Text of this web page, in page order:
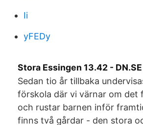
Ii
yFEDy
Stora Essingen 13.42 - DN.SE
Sedan tio år tillbaka
förskola där vi värnar om det
och rustar barnen inför
finns två gårdar - den stora